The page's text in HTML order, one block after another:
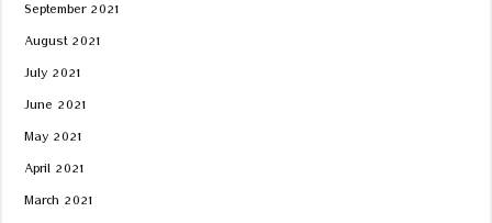
September 2021
August 2021
July 2021
June 2021
May 2021
April 2021
March 2021